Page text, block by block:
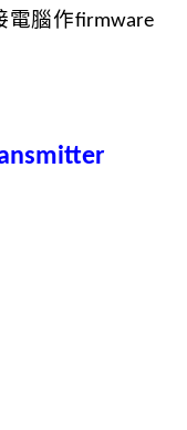
電腦作firmware